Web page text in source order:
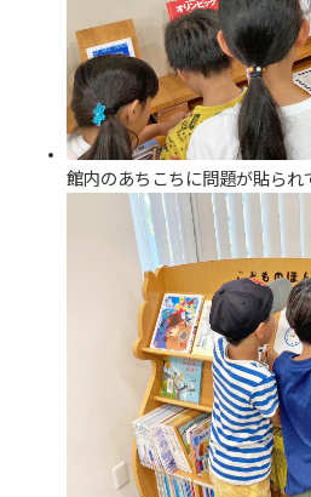
館内のあちこちに問題が貼られ